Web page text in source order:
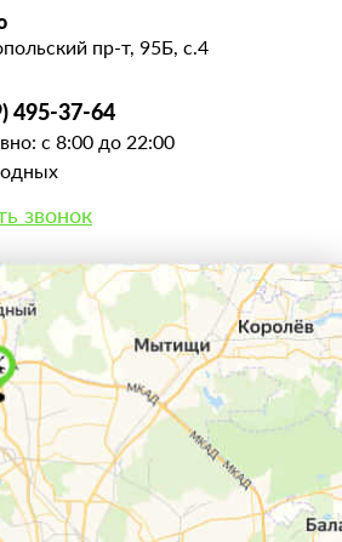
пр-т, 95Б, с.4
495-37-64
с 8:00 до 22:00
звонок